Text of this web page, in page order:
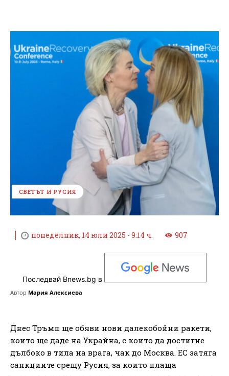
СВЕТЪТ И РУСИЯ
понеделник, 14 юли 2025 - 9:14 ч. 907
Последвай Bnews.bg в
Автор Мария Алексиева
Днес Тръмп ще обяви нови далекобойни ракети,
които ще даде на Украйна, с които да достигне
дълбоко в тила на врага, чак до Москва. ЕС затяга
санкциите срещу Русия, за които плаща